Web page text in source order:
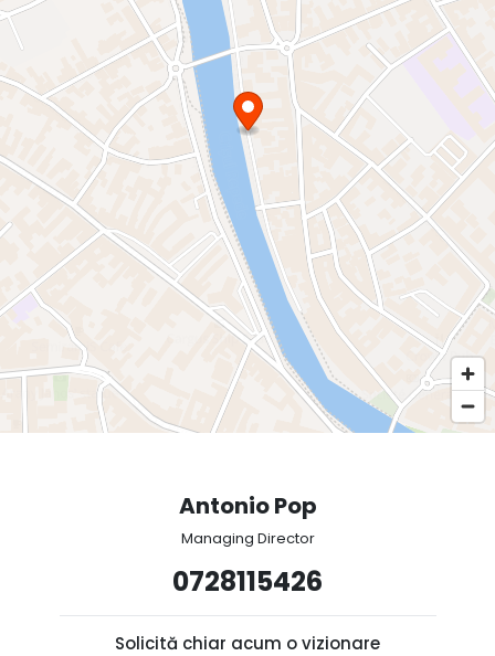
Antonio Pop
Managing Director
0728115426
Solicită chiar acum o vizionare